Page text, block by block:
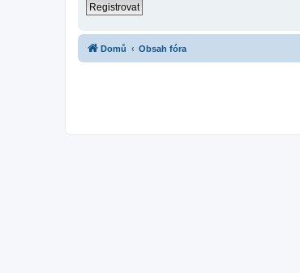
Registrovat
Domů Obsah fóra